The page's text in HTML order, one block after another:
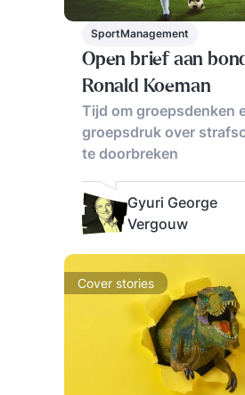
SportManagement
Open brief aan
Ronald Koeman
Tijd om groepsdenken
groepsdruk over
te doorbreken
Gyuri George
Vergouw
Cover stories